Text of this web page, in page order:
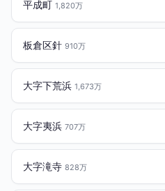
平成町 1,820万
板倉区針 910万
大字下荒浜 1,673万
大字夷浜 707万
大字滝寺 828万